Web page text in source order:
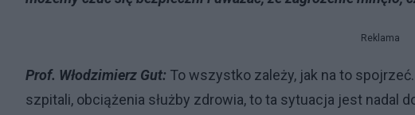
Reklama
Prof. Włodzimierz Gut: To wszystko zależy, jak na to
szpitali, obciążenia służby zdrowia, to ta sytuacja jest nadal